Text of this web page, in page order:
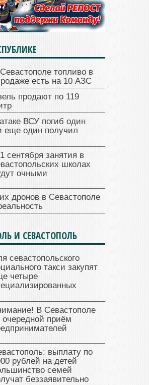
топливо в
есть на 10 АЗС
продают по 119
ВСУ погиб один
еще один получил
сентября занятия в
школах
очными
дронов в Севастополе
И СЕВАСТОПОЛЬ
севастопольского
такси закупят
четыре
В Севастополе
приём
выплату по
рублей на детей
семей
беззаявительно